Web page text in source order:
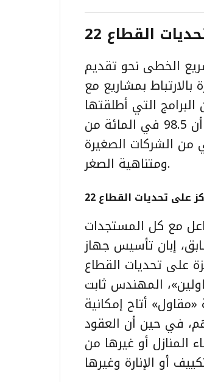
القطاع
الخطى نحو تقديم
بالارتباط بمشاريع مع
التي أطلقتها
الهيئة للمرحلة من 2020 إلى 2024. وأوضحت الهيئة أن 98.5 في المائة من
الشركات الصغيرة
ومتناهية الصغر.
على تحديات القطاع
مع كل المستجدات
إبان تأسيس جهاز
تعمل على 22 مبادرة مرتكزة على تحديات القطاع
المهندس ثابت
أتاح إمكانية
في حين أن العقود
المنازل أو غيرها من